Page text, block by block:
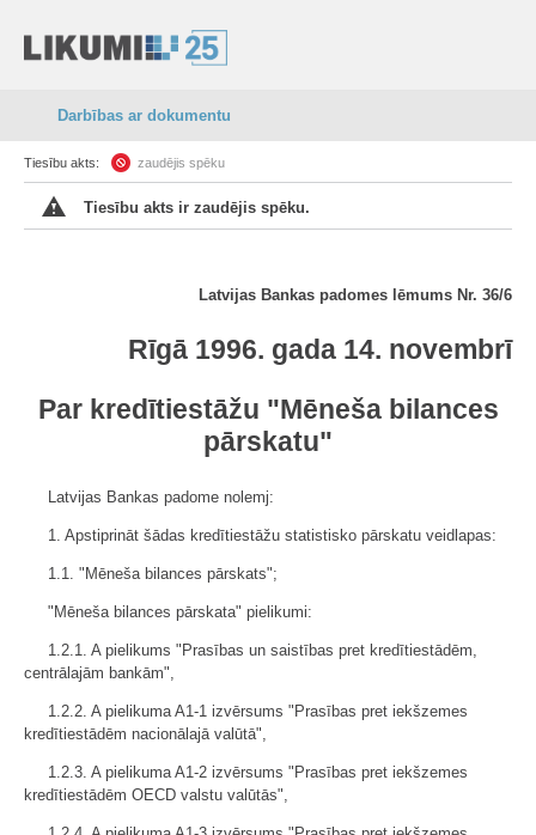
Darbības ar dokumentu
Tiesību akts: zaudējis spēku
Tiesību akts ir zaudējis spēku.
Latvijas Bankas padomes lēmums Nr. 36/6
Rīgā 1996. gada 14. novembrī
Par kredītiestāžu "Mēneša bilances
pārskatu"
Latvijas Bankas padome nolemj:
1. Apstiprināt šādas kredītiestāžu statistisko pārskatu veidlapas:
1.1. "Mēneša bilances pārskats";
"Mēneša bilances pārskata" pielikumi:
1.2.1. A pielikums "Prasības un saistības pret kredītiestādēm,
centrālajām bankām",
1.2.2. A pielikuma A1-1 izvērsums "Prasības pret iekšzemes
kredītiestādēm nacionālajā valūtā",
1.2.3. A pielikuma A1-2 izvērsums "Prasības pret iekšzemes
kredītiestādēm OECD valstu valūtās",